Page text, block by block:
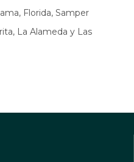
Florida, Samper
La Alameda y Las